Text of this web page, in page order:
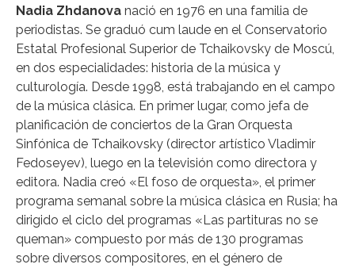
Nadia Zhdanova nació en 1976 en una familia de
periodistas. Se graduó cum laude en el Conservatorio
Estatal Profesional Superior de Tchaikovsky de Moscú,
en dos especialidades: historia de la música y
culturología. Desde 1998, está trabajando en el campo
de la música clásica. En primer lugar, como jefa de
planificación de conciertos de la Gran Orquesta
Sinfónica de Tchaikovsky (director artístico Vladimir
Fedoseyev), luego en la televisión como directora y
editora. Nadia creó «El foso de orquesta», el primer
programa semanal sobre la música clásica en Rusia; ha
dirigido el ciclo del programas «Las partituras no se
queman» compuesto por más de 130 programas
sobre diversos compositores, en el género de